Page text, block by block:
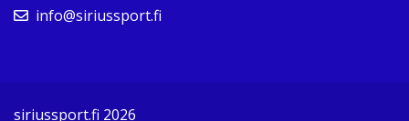
info@siriussport.fi
siriussport.fi 2026